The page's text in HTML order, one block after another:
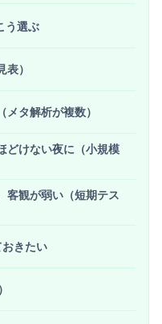
う選ぶ
）
タ解析が複数）
どけない夜に（小規模
客観が弱い（短期テス
きたい